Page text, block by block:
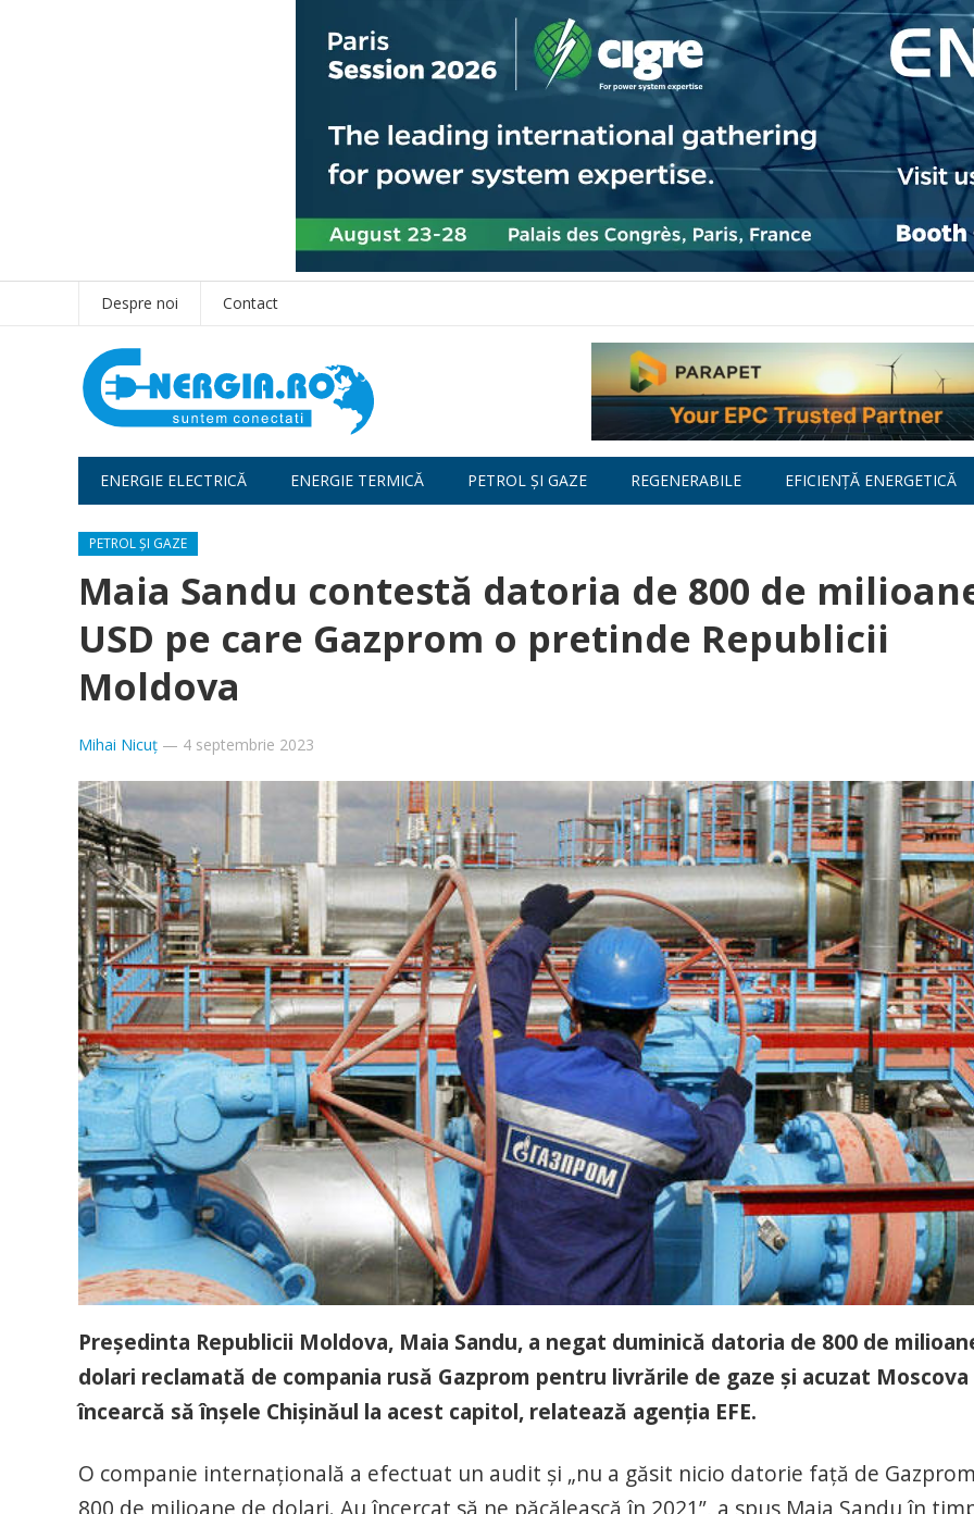
Despre noi Contact
ENERGIE ELECTRICĂ ENERGIE TERMICĂ PETROL ȘI GAZE REGENERABILE EFICIENȚĂ ENERGETICĂ
PETROL ȘI GAZE
Maia Sandu contestă datoria de 800 de
USD pe care Gazprom o pretinde Republicii
Moldova
Mihai Nicuț — 4 septembrie 2023
Preşedinta Republicii Moldova, Maia Sandu, a negat duminică datoria de 800 de
dolari reclamată de compania rusă Gazprom pentru livrările de gaze şi acuzat Moscova
încearcă să înşele Chişinăul la acest capitol, relatează agenţia EFE.
O companie internaţională a efectuat un audit şi „nu a găsit nicio datorie faţă de